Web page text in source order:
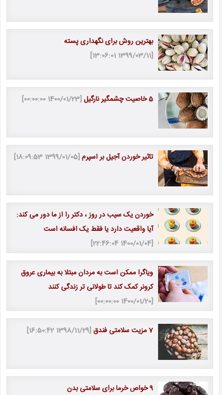
بهترین روش برای نگهداری پسته
[1399/03/11 13:06:01]
5 خاصیت چشمگیر نارگیل [1400/01/23 00:00:00]
تاثیر خوردن آجیل بر اسپرم[1399/01/05 18:09:53]
خوردن یک سیب در روز ، دکتر را از ما دور می کند:
آیا واقعیت دارد یا فقط یک افسانه است
[1400/01/04 22:46:04]
ویاگرا ممکن است به مردان مبتلا به بیماری عروق
کرونر کمک کند تا طولانی تر زندگی کنند
[1400/01/20 00:00:00]
7 مزیت سلامتی فندق [1398/11/29 16:50:42]
9 خواص خرما برای سلامتی بدن